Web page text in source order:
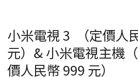
小米電視 3 （定價人
元）& 小米電視主機
價人民幣 999 元）